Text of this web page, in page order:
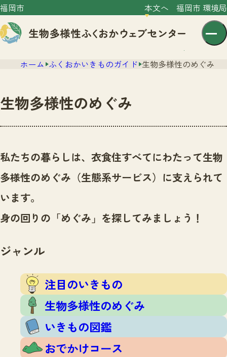
福岡市 本文へ 福岡市 環境局
センター紹介
センター紹介TOP
サイトポリシー
ニュース
いきものガイド
いきものガイドTOP
生物多様性のめぐみ
おでかけコース
保全アクション
イベント
調査レポート
調査レポートTOP
調査結果
ふくおかいきものマップ
マッチング
マッチングTOP
掲載申し込みフォーム
お問合せ
ホーム ふくおかいきものガイド 生物多様性のめぐみ
生物多様性のめぐみ
私たちの暮らしは、衣食住すべてにわたって生物
多様性のめぐみ（生態系サービス）に支えられて
います。
身の回りの「めぐみ」を探してみましょう！
ジャンル
注目のいきもの
生物多様性のめぐみ
いきもの図鑑
おでかけコース